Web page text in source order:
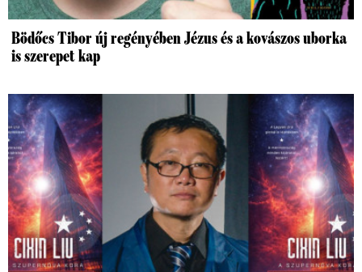
Bödőcs Tibor új regényében Jézus és a kovászos uborka
is szerepet kap